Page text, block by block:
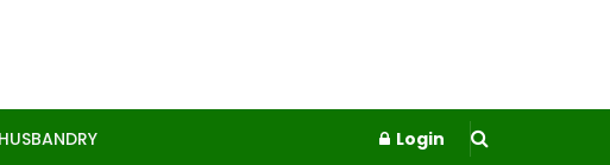
Login